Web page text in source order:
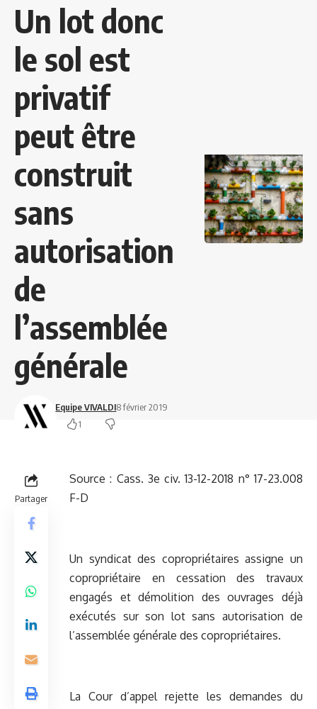
Un lot donc
le sol est
privatif
peut être
construit
sans
autorisation
de
l’assemblée
générale
Equipe VIVALDI8 février 2019
1
Partager
Source : Cass. 3e civ. 13-12-2018 n° 17-23.008
F-D
Un syndicat des copropriétaires assigne un
copropriétaire en cessation des travaux
engagés et démolition des ouvrages déjà
exécutés sur son lot sans autorisation de
l’assemblée générale des copropriétaires.
La Cour d’appel rejette les demandes du